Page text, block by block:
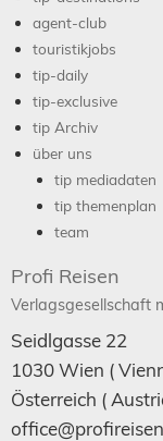
agent-club
touristikjobs
tip-daily
tip-exclusive
tip Archiv
über uns
tip mediadaten
tip themenplan
team
Profi Reisen
Verlagsgesellschaft
Seidlgasse 22
1030Wien (
Österreich (